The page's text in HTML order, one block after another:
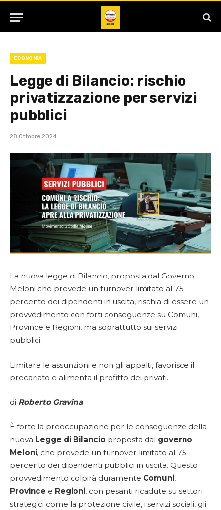
ECONOMIA
Legge di Bilancio: rischio
privatizzazione per servizi
pubblici
28 Ottobre 2024
La nuova legge di Bilancio, proposta dal Governo
Meloni che prevede un turnover limitato al 75
percento dei dipendenti in uscita, rischia di essere un
provvedimento con forti conseguenze su Comuni,
Province e Regioni, ma soprattutto sui servizi
pubblici.
Limitare le assunzioni e non gli appalti, favorisce il
precariato e alimenta il profitto dei privati.
di Roberto Gravina
È forte la preoccupazione per le conseguenze della
nuova Legge di Bilancio proposta dal governo
Meloni, che prevede un turnover limitato al 75
percento dei dipendenti pubblici in uscita. Questo
provvedimento colpirà duramente Comuni,
Province e Regioni, con pesanti ricadute su settori
strategici come la protezione civile, i servizi sociali, gli